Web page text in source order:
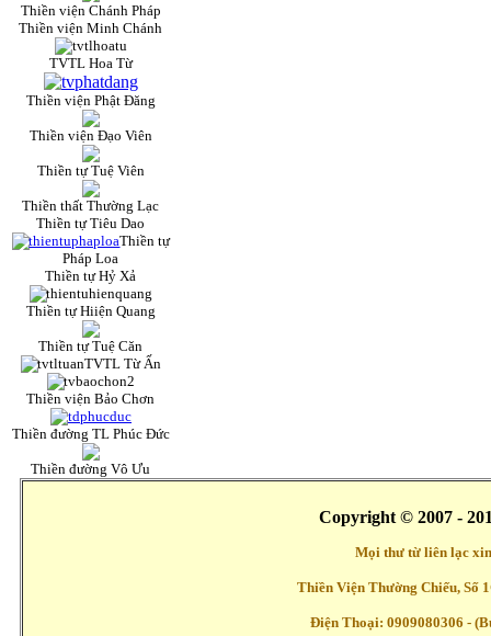
Thiền viện Chánh Pháp
Thiền viện Minh Chánh
TVTL Hoa Từ
Thiền viện Phật Đăng
Thiền viện Đạo Viên
Thiền tự Tuệ Viên
Thiền thất Thường Lạc
Thiền tự Tiêu Dao
Thiền tự
Pháp Loa
Thiền tự Hỷ Xả
Thiền tự Hiiện Quang
Thiền tự Tuệ Căn
TVTL Từ Ấn
Thiền viện Bảo Chơn
Thiền đường TL Phúc Đức
Thiền đường Vô Ưu
Copyright © 2007 -
Mọi thư từ liên lạc
Thiền Viện Thường Chiếu, Số
Điện Thoại: 0909080306 -